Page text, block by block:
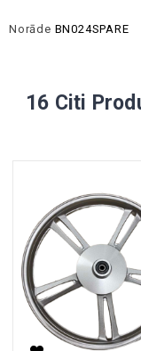
Norāde BN024SPARE
16 Citi